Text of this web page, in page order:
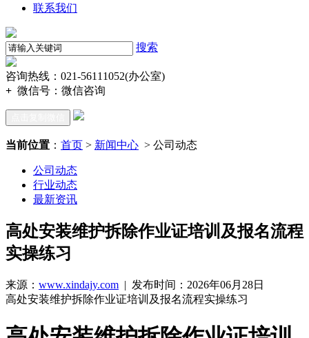
联系我们
搜索
咨询热线：021-56111052(办公室)
+ 微信号： 微信咨询
当前位置 ： 首页 > 新闻中心 > 公司动态
公司动态
行业动态
最新资讯
高处安装维护拆除作业证培训及报名流程
实操练习
来源： www.xindajy.com | 发布时间：2026年06月28日
高处安装维护拆除作业证培训及报名流程实操练习